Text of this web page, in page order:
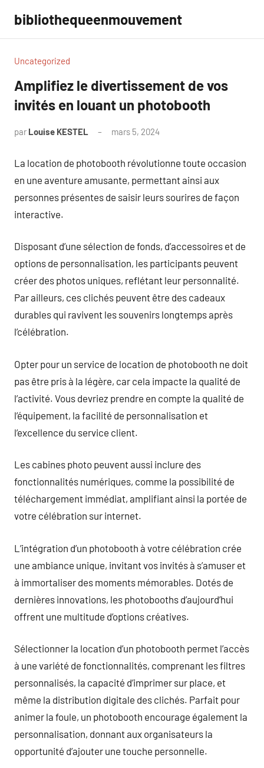
contenu
bibliothequeenmouvement
Uncategorized
Amplifiez le divertissement de vos
invités en louant un photobooth
par Louise KESTEL mars 5, 2024
La location de photobooth révolutionne toute occasion
en une aventure amusante, permettant ainsi aux
personnes présentes de saisir leurs sourires de façon
interactive.
Disposant d’une sélection de fonds, d’accessoires et de
options de personnalisation, les participants peuvent
créer des photos uniques, reflétant leur personnalité.
Par ailleurs, ces clichés peuvent être des cadeaux
durables qui ravivent les souvenirs longtemps après
l’célébration.
Opter pour un service de location de photobooth ne doit
pas être pris à la légère, car cela impacte la qualité de
l’activité. Vous devriez prendre en compte la qualité de
l’équipement, la facilité de personnalisation et
l’excellence du service client.
Les cabines photo peuvent aussi inclure des
fonctionnalités numériques, comme la possibilité de
téléchargement immédiat, amplifiant ainsi la portée de
votre célébration sur internet.
L’intégration d’un photobooth à votre célébration crée
une ambiance unique, invitant vos invités à s’amuser et
à immortaliser des moments mémorables. Dotés de
dernières innovations, les photobooths d’aujourd’hui
offrent une multitude d’options créatives.
Sélectionner la location d’un photobooth permet l’accès
à une variété de fonctionnalités, comprenant les filtres
personnalisés, la capacité d’imprimer sur place, et
même la distribution digitale des clichés. Parfait pour
animer la foule, un photobooth encourage également la
personnalisation, donnant aux organisateurs la
opportunité d’ajouter une touche personnelle.